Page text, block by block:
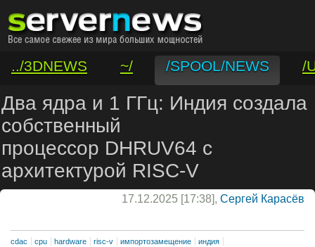
../3DNEWS ~/ /SPOOL/NEWS
/
/VAR/CONTACT
Два ядра и 1 ГГц: Индия создала
собственный
процессор DHRUV64 с
архитектурой RISC-V
17.12.2025 [17:38], Сергей Карасёв
cdac cpu hardware risc-v импортозамещение индия